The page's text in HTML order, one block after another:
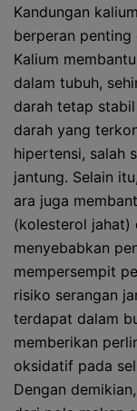
Kandungan
berperan penting
Kalium
dalam tubuh,
darah tetap
darah yang
hipertensi, salah
jantung. Selain
ara juga
(kolesterol jahat)
menyebabkan
mempersempit
risiko serangan
terdapat dalam
memberikan
oksidatif pada
Dengan